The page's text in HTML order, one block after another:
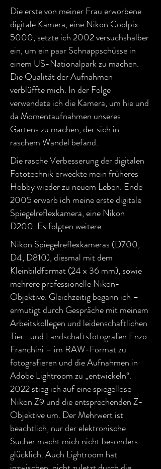
Die erste von meiner Frau erworbene
digitale Kamera, eine Nikon Coolpix
5000, setzte ich 2002 versuchshalber
ein, um ein paar Schnappschüsse in
einem US-Nationalpark zu machen.
Die Qualität der Aufnahmen
verblüffte mich. In der Folge
verwendete ich die Kamera, um hie und
da Momentaufnahmen unseres
Gartens zu machen, der sich in
raschem Wandel befand.
Die rasche Verbesserung der digitalen
Fototechnik erweckte mein früheres
Hobby wieder zu neuem Leben. Ende
2005 erwarb ich meine erste digitale
Spiegelreflexkamera, eine Nikon
D200. Es folgten weitere
Nikon Spiegelreflexkameras (D700,
D4, D810), diesmal mit dem
Kleinbildformat (24 x 36 mm), sowie
mehrere professionelle Nikon-
Objektive. Gleichzeitig begann ich –
ermutigt durch Gespräche mit meinem
Arbeitskollegen und leidenschaftlichen
Tier- und Landschaftsfotografen Enzo
Franchini – im RAW-Format zu
fotografieren und die Aufnahmen in
Adobe Lightroom zu „entwickeln“.
2022 stieg ich auf eine spiegellose
Nikon Z9 und die entsprechenden Z-
Objektive um. Der Mehrwert ist
beachtlich, nur der elektronische
Sucher macht mich nicht besonders
glücklich. Auch Lightroom hat